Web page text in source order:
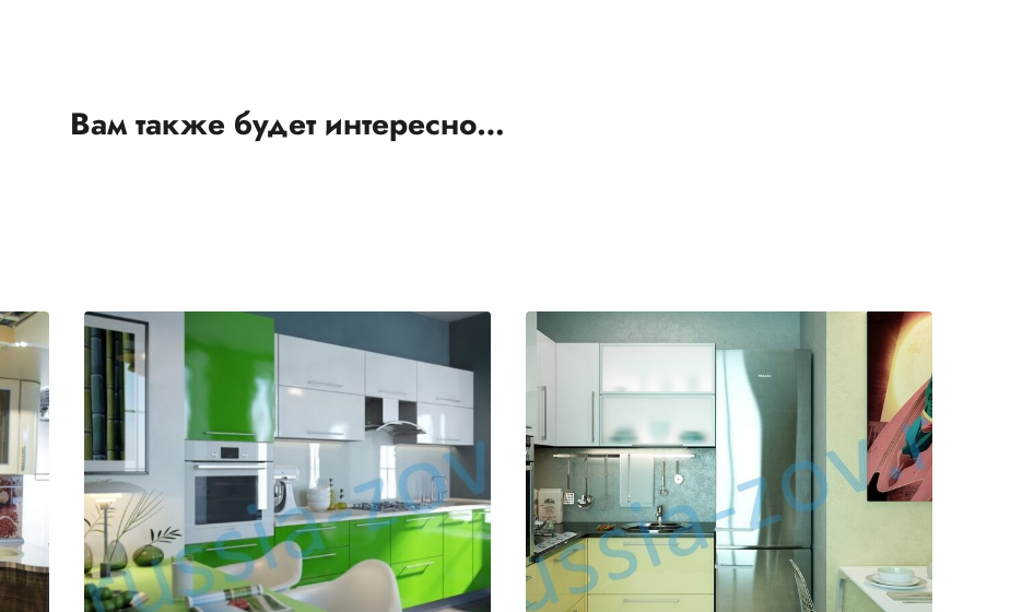
Вам также будет интересно…